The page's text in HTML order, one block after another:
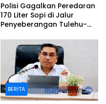
Polisi Gagalkan Peredaran
170 Liter Sopi di Jalur
Penyeberangan Tulehu-
BERITA